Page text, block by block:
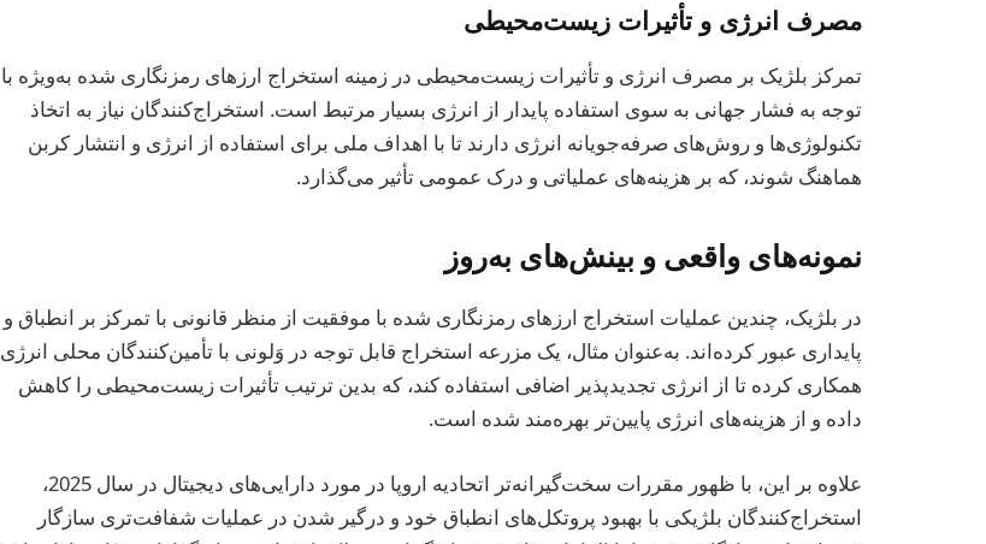
مصرف انرژی و تأثیرات زیست‌محیطی
تمرکز بلژیک بر مصرف انرژی و تأثیرات زیست‌محیطی در زمینه استخراج ارزهای رمزنگاری شده به‌ویژه با
توجه به فشار جهانی به سوی استفاده پایدار از انرژی بسیار مرتبط است. استخراج‌کنندگان نیاز به اتخاذ
تکنولوژی‌ها و روش‌های صرفه‌جویانه انرژی دارند تا با اهداف ملی برای استفاده از انرژی و انتشار کربن
هماهنگ شوند، که بر هزینه‌های عملیاتی و درک عمومی تأثیر می‌گذارد.
نمونه‌های واقعی و بینش‌های به‌روز
در بلژیک، چندین عملیات استخراج ارزهای رمزنگاری شده با موفقیت از منظر قانونی با تمرکز بر انطباق و
پایداری عبور کرده‌اند. به‌عنوان مثال، یک مزرعه استخراج قابل توجه در وَلونی با تأمین‌کنندگان محلی انرژی
همکاری کرده تا از انرژی تجدیدپذیر اضافی استفاده کند، که بدین ترتیب تأثیرات زیست‌محیطی را کاهش
داده و از هزینه‌های انرژی پایین‌تر بهره‌مند شده است.
علاوه بر این، با ظهور مقررات سخت‌گیرانه‌تر اتحادیه اروپا در مورد دارایی‌های دیجیتال در سال 2025،
استخراج‌کنندگان بلژیکی با بهبود پروتکل‌های انطباق خود و درگیر شدن در عملیات شفافت‌تری سازگار